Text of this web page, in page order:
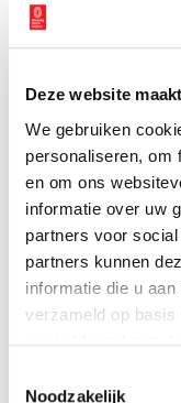
Deze website
We gebruiken
personaliseren, om
en om ons
informatie over uw
partners voor
partners kunnen
informatie die u
verzameld op
Noodzakelijk
dan naar de vorm van
Kolhorn ligt weet ik
regio.